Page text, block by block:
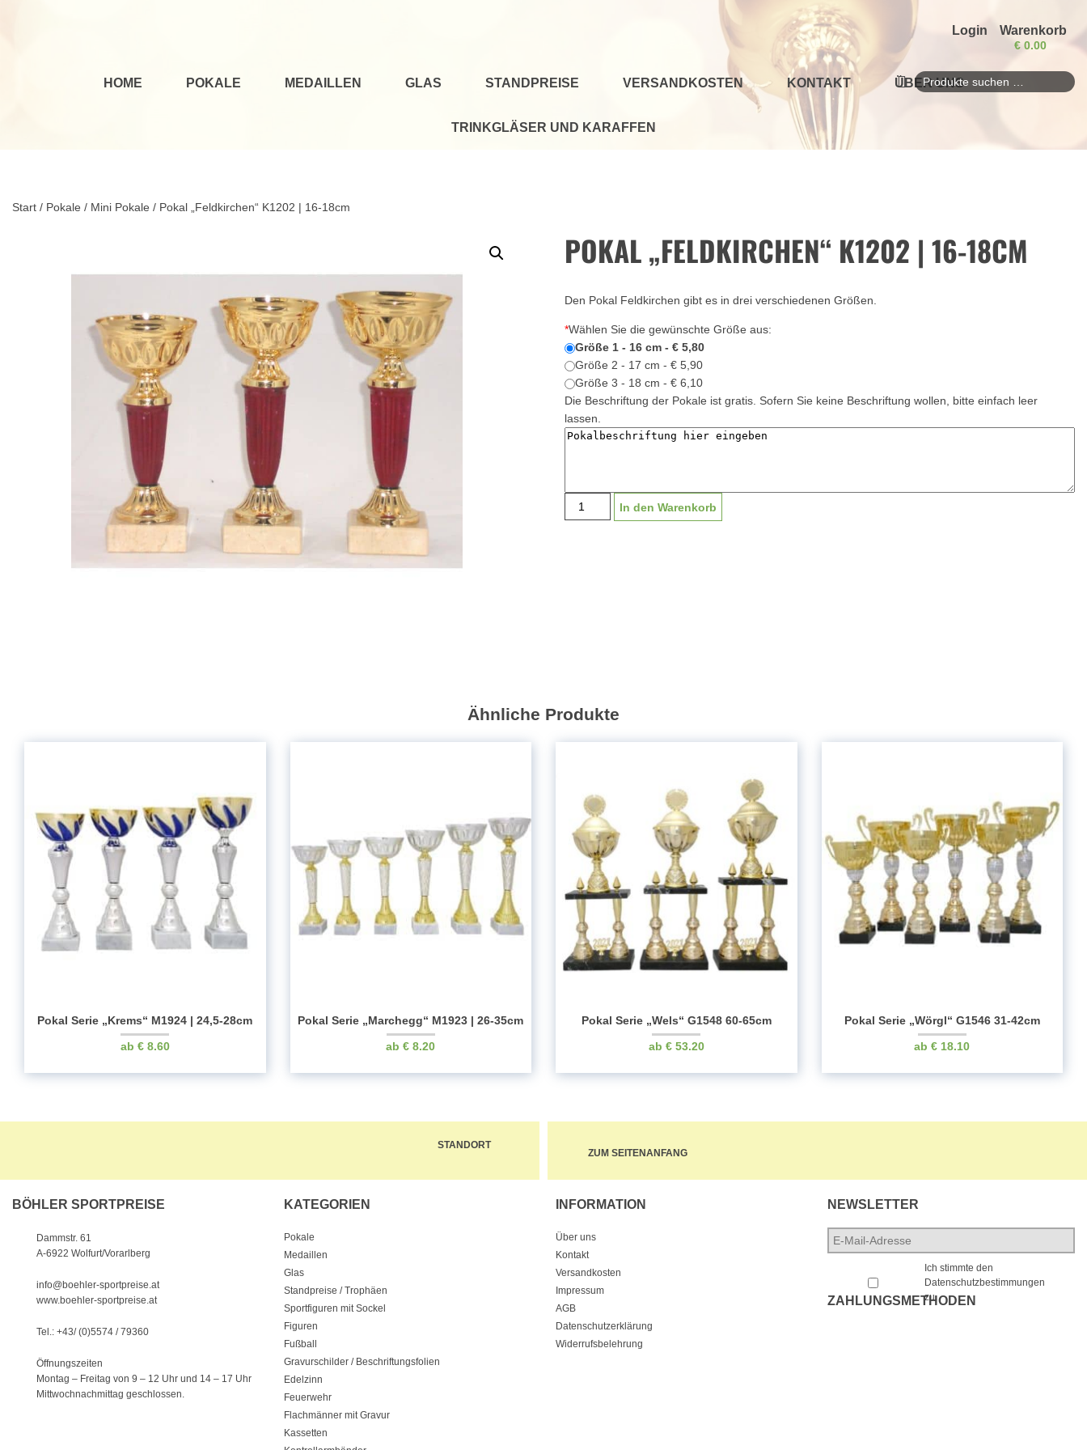
Login Warenkorb
€ 0.00
HOME POKALE MEDAILLEN GLAS STANDPREISE VERSANDKOSTEN KONTAKT ÜBER UNS
TRINKGLÄSER UND KARAFFEN
Suchen
Start / Pokale / Mini Pokale / Pokal „Feldkirchen“ K1202 | 16-18cm
POKAL „FELDKIRCHEN“ K1202 | 16-18CM
Den Pokal Feldkirchen gibt es in drei verschiedenen Größen.
*Wählen Sie die gewünschte Größe aus:
Größe 1 - 16 cm - € 5,80
Größe 2 - 17 cm - € 5,90
Größe 3 - 18 cm - € 6,10
Die Beschriftung der Pokale ist gratis. Sofern Sie keine Beschriftung wollen, bitte einfach leer
lassen.
Pokal
"Feldkirchen"
In den Warenkorb
Ähnliche Produkte
Pokal Serie „Krems“ M1924 | 24,5-28cm
€8.60
Pokal Serie „Marchegg“ M1923 | 26-35cm
€ 8.20
Pokal Serie „Wels“ G1548 60-65cm
€53.20
Pokal Serie „Wörgl“ G1546 31-42cm
€ 18.10
STANDORT
ZUM SEITENANFANG
BÖHLER SPORTPREISE
Dammstr. 61
A-6922 Wolfurt/Vorarlberg
info@boehler-sportpreise.at
www.boehler-sportpreise.at
Tel.: +43/ (0)5574 / 79360
Öffnungszeiten
Montag – Freitag von 9 – 12 Uhr und 14 – 17 Uhr
Mittwochnachmittag geschlossen.
KATEGORIEN
Pokale
Medaillen
Glas
Standpreise / Trophäen
Sportfiguren mit Sockel
Figuren
Fußball
Gravurschilder / Beschriftungsfolien
Edelzinn
Feuerwehr
Flachmänner mit Gravur
Kassetten
INFORMATION
Über uns
Kontakt
Versandkosten
Impressum
AGB
Datenschutzerklärung
Widerrufsbelehrung
NEWSLETTER
E-
Mail-
Ich stimmte den
Datenschutzbestimmungen
zu.
ZAHLUNGSMETHODEN